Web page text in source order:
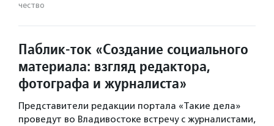
чест­во
Паблик-ток «Создание социального
материала: взгляд редактора,
фотографа и журналиста»
Представители редакции портала «Такие дела»
проведут во Владивостоке встречу с журналистами,